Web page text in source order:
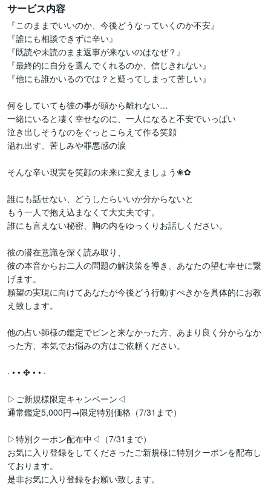
サービス内容
『このままでいいのか、今後どうなっていくのか不安』
『誰にも相談できずに辛い』
『既読や未読のまま返事が来ないのはなぜ？』
『最終的に自分を選んでくれるのか、信じきれない』
『他にも誰かいるのでは？と疑ってしまって苦しい』
何をしていても彼の事が頭から離れない…
一緒にいると凄く幸せなのに、一人になると不安でいっぱい
泣き出しそうなのをぐっとこらえて作る笑顔
溢れ出す、苦しみや罪悪感の涙
そんな辛い現実を笑顔の未来に変えましょう❀✿
誰にも話せない、どうしたらいいか分からないと
もう一人で抱え込まなくて大丈夫です。
誰にも言えない秘密、胸の内をゆっくりお話しください。
彼の潜在意識を深く読み取り、
彼の本音からお二人の問題の解決策を導き、あなたの望む幸せに繋
げます。
願望の実現に向けてあなたが今後どう行動すべきかを具体的にお教
え致します。
他の占い師様の鑑定でピンと来なかった方、あまり良く分からなか
った方、本気でお悩みの方はご依頼ください。
· • • ✤ • • ·
▷ご新規様限定キャンペーン◁
通常鑑定5,000円→限定特別価格（7/31まで）
▷特別クーポン配布中◁（7/31まで）
お気に入り登録をしてくださったご新規様に特別クーポンを配布し
ております。
是非お気に入り登録をお願い致します。